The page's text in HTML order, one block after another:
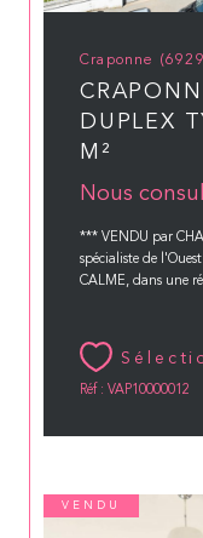
Craponne
DUPLEX
M²
Nous
*** VENDU par
spécialiste de
CALME, dans une
Réf : VAP10000012
VENDU